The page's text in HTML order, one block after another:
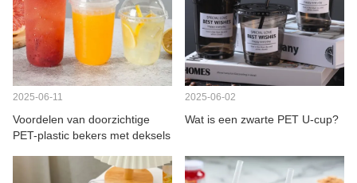
2025-06-11
Voordelen van doorzichtige
PET-plastic bekers met deksels
2025-06-02
Wat is een zwarte PET U-cup?